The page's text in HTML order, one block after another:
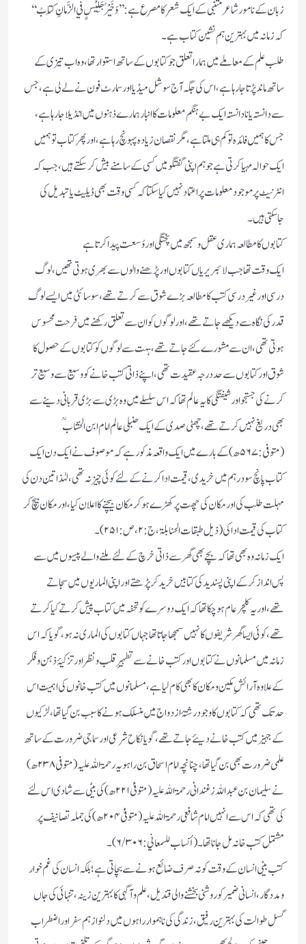
زبان کے نامور شاعر متنبی کے ایک شعر کا مصرع ہے:’’ وَخَيْرُ جَلِيْسٍ في الزَّمانِ كِتابُ‘‘
کہ زمانہ میں بہترین ہم نشین کتاب ہے۔
طلب علم کے معاملے میں ہمارا تعلق جو کتابوں کے ساتھ استوار تھا، وہ اب تیزی کے
ساتھ ماند پڑتا جارہا ہے،اس کی جگہ آج سوشل میڈیا اورسمارٹ فون نے لے لی ہے، جس
سے دانستہ یا نادانستہ ایک بے ہنگم معلومات کا انبار ہمارے ذہنوں میں انڈیلا جارہا ہے،
جس کا ہمیں فائدہ تو کم ہی ملتا ہے،مگر نقصان زیادہ پہونچ رہا ہے،اور پھر کتاب تو ہمیں
ایک حوالہ مہیا کرتی ہے جو ہم اپنی گفتگو میں کسی کے سامنے بیش کرسکتے ہیں، جب کہ
انٹرنیٹ پر موجود معلومات پر اعتماد نہیں کیا سکتا کہ کسی وقت بھی ڈیلیٹ یا تبدیل کی
جاسکتی ہیں۔
کتابوں کا مطالعہ ہماری عقل وسمجھ میں پختگی اور وُسعت پیدا کرتا ہے
ایک وقت تھا جب لائبریریاں کتابوں اور پڑھنے والوں سے بھری ہوتی تھیں،لوگ
درسی اور غیر درسی کتب کا مطالعہ بڑے شوق سے کرتے تھے،سوسائٹی میں ایسے لوگ
قدر کی نگاہ سے دیکھے جاتے تھے،اور لوگوں کو ان سے تعلق رکھنے میں فرحت محسوس
ہوتی تھی،ان سے مشورے کئے جاتے تھے ،ہہت سے لوگوں کو کتابوں کے حصول کا
شوق اور کتابوں سے حد درجہ عقیدت تھی، اپنے ذاتی کتب خانے کو وسیع سے وسیع تر
کرنے کی جستجو اور شیفتگی کا یہ عالم تھا کہ اس سلسلے میں وہ بڑی سے بڑی قربانی دینے سے
بھی دریغ نہیں کرتے تھے، چھٹی صدی کے ایک حنبلی عالم امام ابن الخشابؒ
(متوفی: ۵۶۷ھ) کے بارے میں ایک واقعہ مذکور ہے کہ موصوف نے ایک دن ایک
کتاب پانچ سو درہم میں خریدی، قیمت ادا کرنے کےلئے کوئی چیز نہ تھی، لہٰذا تین دن کی
مہلت طلب کی اور مکان کی چھت پر کھڑے ہوکر مکان بیچنے کا اعلان کیا، اور مکان بیچ کر
کتاب کی قیمت ادا کی (ذیل طبقات الحنابلۃ،ج:۲، ص: ۲۵۱)۔
ایک زمانہ وہ بھی تھا کہ بچے بھی گھر سے ذاتی خرچ کےلئے ملنے والے پیسوں میں سے
پس انداز کرکے اپنی پسندید کی کتابیں خرید کر پڑھتےاور اپنی الماریوں میں سجاتے
تھے،اور یہ کلچر عام ہوچکا تھا کہ ایک دوسرے کو تحفہ میں کتاب پیش کرتے کیا کرتے
تھے،کوئی ایسا گھر شریفوں کا نہیں سمجھا جاتا تھا جہاں کتابوں کی الماری نہ ہو،گویا کہ اس
زمانہ میں مسلمانوں نےکتابوں اور کتب خانے سے تطہیرِ قلب ونظر اور تزکیۂ ذہن وفکر
کے علاوہ آرائشِ مکین ومکان کا بھی کام لیاہے، مسلمانوں میں کتب خانوں کی اہمیت اس
حد تک تھی کہ کتابوں کا وجود رشتۂ ازدواج میں منسلک ہونے کا سبب بن گیا تھا، لڑکیوں
کے جہیز میں کتب خانے دیئے جاتے تھے، گویا نکاح شرعی اور سماجی ضرورت کے ساتھ
علمی ضرورت بھی بن گیا تھا، چنانچہ امام اسحاق بن راہویہ رحمۃ اللہ علیہ (متوفی۲۳۸ھ)
نے سلیمان بن عبد اللہ زغندانی رحمۃ اللہ علیہ (متوفیٰ ۲۲۱ھ) کی بیٹی سے شادی اس لئے
کی تھی کہ اس سے انہیں امام شافعی رحمۃ اللہ علیہ (متوفیٰ۲۰۴ھ) کی جملہ تصانیف پر
مشتمل کتب خانہ مل جانا تھا۔ (أنساب للسمعاني:۶/۳۰۶)۔
کتب بینی انسان کے وقت کو نہ صرف ضائع ہونے سے بچاتی ہے؛ بلکہ انسان کی غم خوار
ومددگار، انسانی ضمیر کو روشنی بخشنے والی قندیل، علم وآگہی کا بہترین زینہ، تنہائی کی جاں
گسل طوالت کی بہترین رفیق، زندگی کی ناہموار راہوں میں دلنواز ہم سفر اور اضطراب